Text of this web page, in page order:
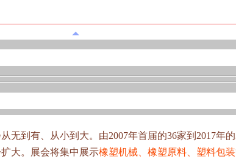
无到有、从小到大。由2007年首届的36家到2017年
大。展会将集中展示橡塑机械、橡塑原料、塑料包装